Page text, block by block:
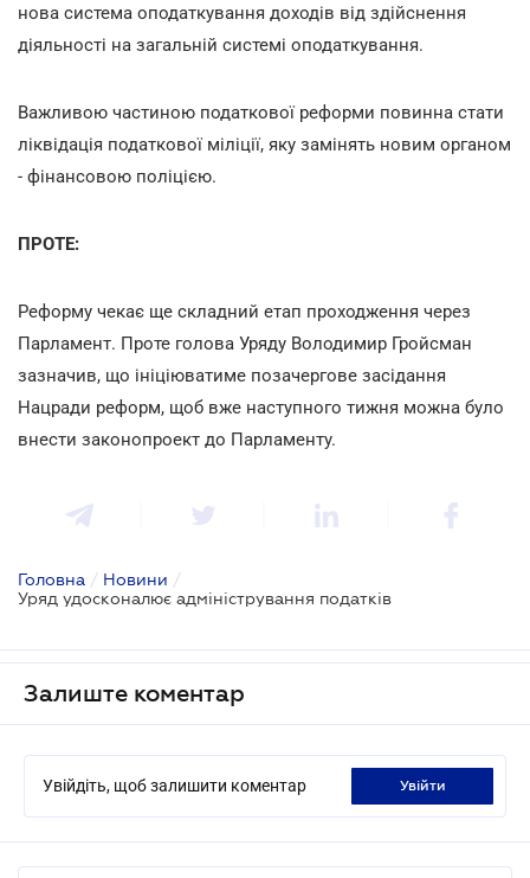
нова система оподаткування доходів від здійснення
діяльності на загальній системі оподаткування.
Важливою частиною податкової реформи повинна стати
ліквідація податкової міліції, яку замінять новим органом
- фінансовою поліцією.
ПРОТЕ:
Реформу чекає ще складний етап проходження через
Парламент. Проте голова Уряду Володимир Гройсман
зазначив, що ініціюватиме позачергове засідання
Нацради реформ, щоб вже наступного тижня можна було
внести законопроект до Парламенту.
Головна / Новини /
Уряд удосконалює адміністрування податків
Залиште коментар
Увійдіть, щоб залишити коментар увійти